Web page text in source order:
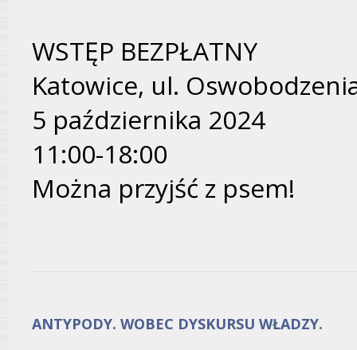
WSTĘP BEZPŁATNY
Katowice, ul.
5 października 2024
11:00-18:00
Można przyjść z psem!
ANTYPODY. WOBEC DYSKURSU WŁADZY.